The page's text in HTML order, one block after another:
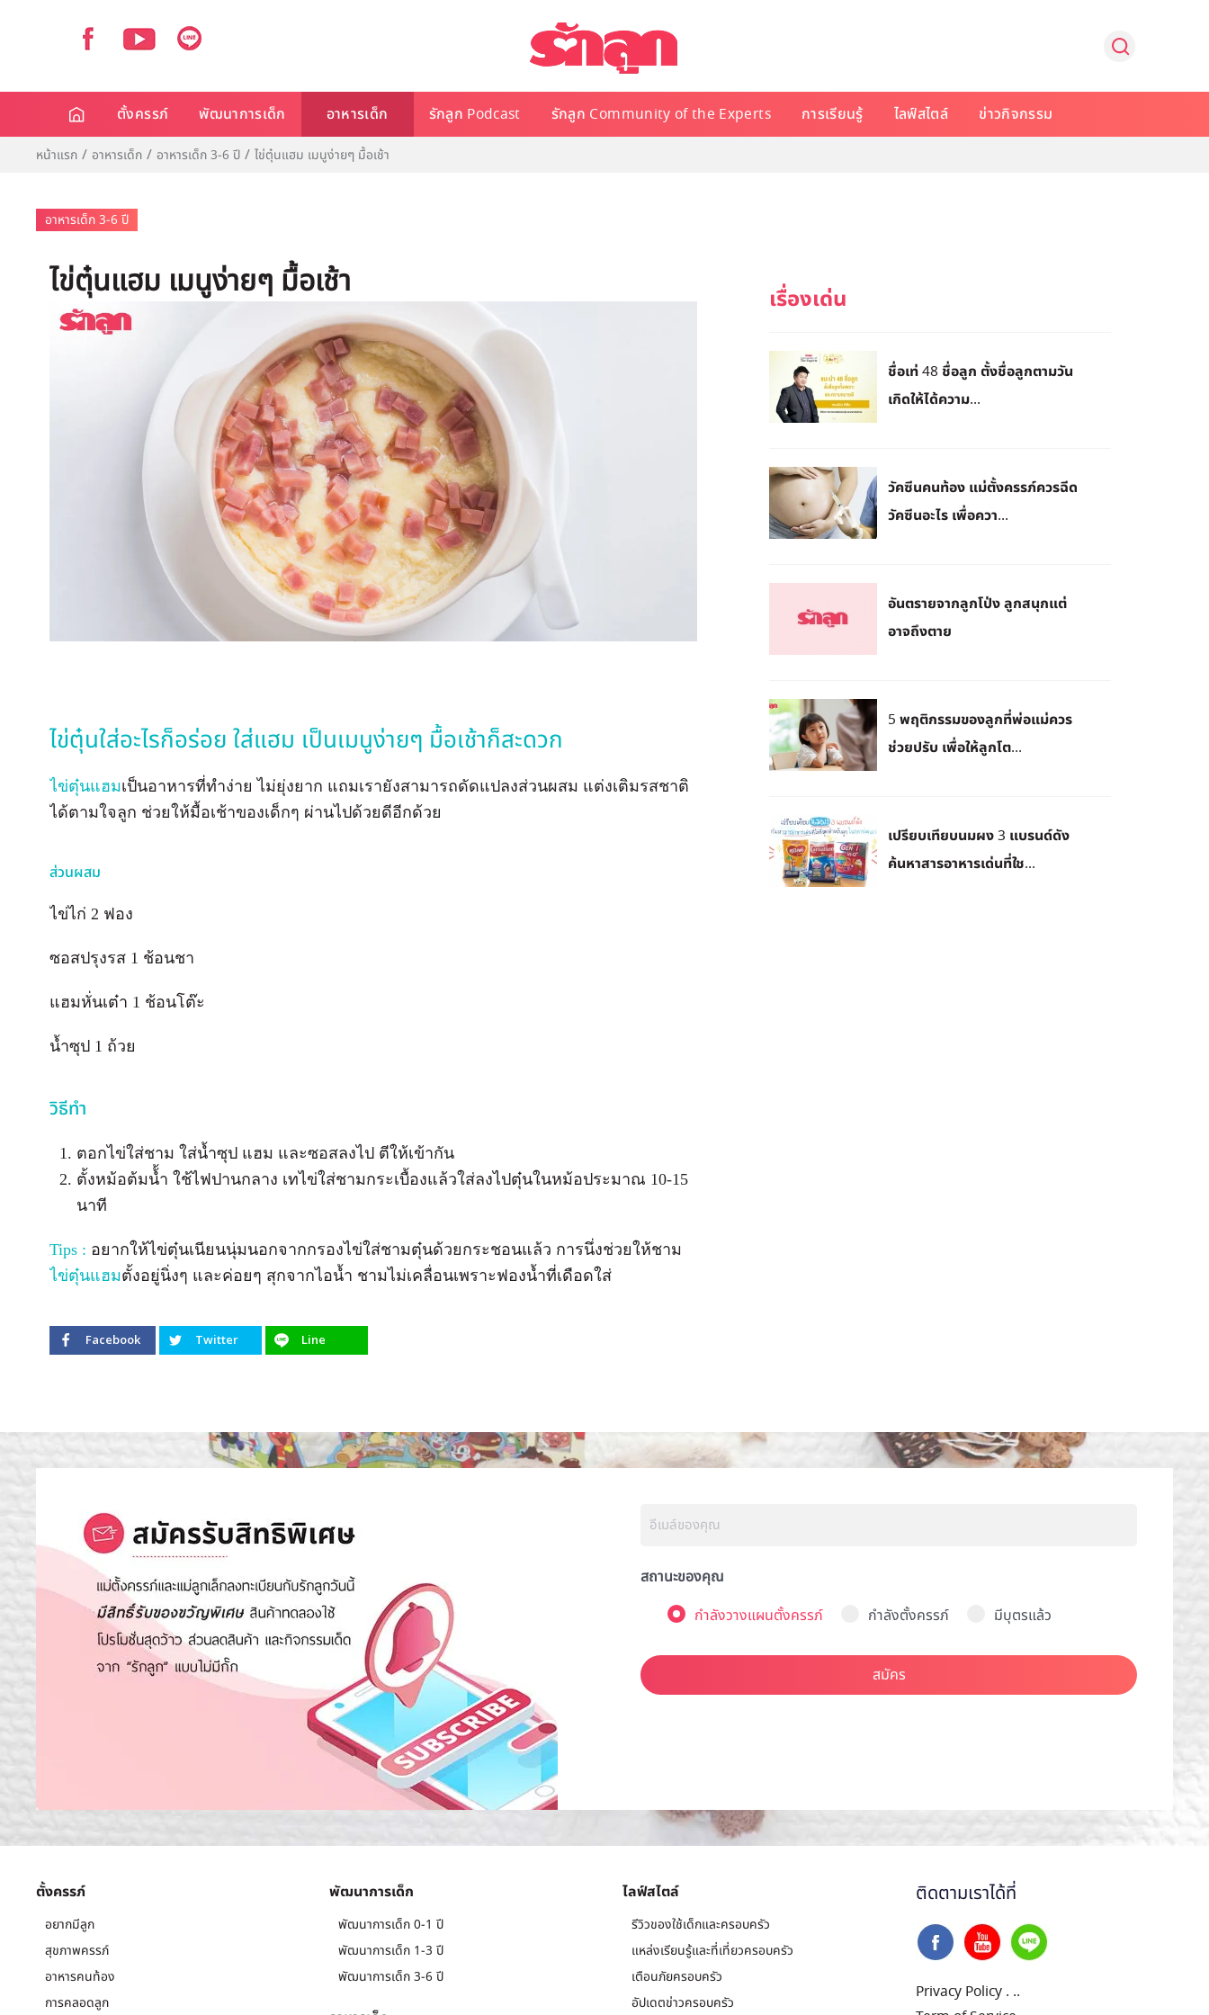
ตั้งครรภ์ พัฒนาการเด็ก อาหารเด็ก รักลูก Podcast รักลูก Community of the Experts การเรียนรู้ ไลฟ์สไตล์ ข่าวกิจกรรม
หน้าแรก อาหารเด็ก อาหารเด็ก 3-6 ปี ไข่ตุ๋นแฮม เมนูง่ายๆ มื้อเช้า
อาหารเด็ก 3-6 ปี
ไข่ตุ๋นแฮม เมนูง่ายๆ มื้อเช้า
ไข่ตุ๋นใส่อะไรก็อร่อย ใส่แฮม เป็นเมนูง่ายๆ มื้อเช้าก็สะดวก
ไข่ตุ๋นแฮมเป็นอาหารที่ทำง่าย ไม่ยุ่งยาก แถมเรายังสามารถดัดแปลงส่วนผสม แต่งเติมรสชาติ
ได้ตามใจลูก ช่วยให้มื้อเช้าของเด็กๆ ผ่านไปด้วยดีอีกด้วย
ส่วนผสม
ไข่ไก่ 2 ฟอง
ซอสปรุงรส 1 ช้อนชา
แฮมหั่นเต๋า 1 ช้อนโต๊ะ
น้ำซุป 1 ถ้วย
วิธีทำ
ตอกไข่ใส่ชาม ใส่น้ำซุป แฮม และซอสลงไป ตีให้เข้ากัน
ตั้งหม้อต้มน้้ำ ใช้ไฟปานกลาง เทไข่ใส่ชามกระเบื้องแล้วใส่ลงไปตุ๋นในหม้อประมาณ 10-15
นาที
Tips : อยากให้ไข่ตุ๋นเนียนนุ่มนอกจากกรองไข่ใส่ชามตุ๋นด้วยกระชอนแล้ว การนึ่งช่วยให้ชาม
ไข่ตุ๋นแฮมตั้งอยู่นิ่งๆ และค่อยๆ สุกจากไอน้ำ ชามไม่เคลื่อนเพราะฟองน้ำที่เดือดใส่
Facebook Twitter Line
ชื่อเท่ 48 ชื่อลูก ตั้งชื่อลูกตามวัน
เกิดให้ได้ความ...
วัคซีนคนท้อง แม่ตั้งครรภ์ควรฉีด
วัคซีนอะไร เพื่อควา...
อันตรายจากลูกโป่ง ลูกสนุกแต่
อาจถึงตาย
5 พฤติกรรมของลูกที่พ่อแม่ควร
ช่วยปรับ เพื่อให้ลูกโต...
เปรียบเทียบนมผง 3 แบรนด์ดัง
ค้นหาสารอาหารเด่นที่ใช...
สถานะของคุณ
กำลังวางแผนตั้งครรภ์
กำลังตั้งครรภ์ มีบุตรแล้ว
สมัคร
ตั้งครรภ์
อยากมีลูก
สุขภาพครรภ์
อาหารคนท้อง
การคลอดลูก
พัฒนาการเด็ก
พัฒนาการเด็ก 0-1 ปี
พัฒนาการเด็ก 1-3 ปี
พัฒนาการเด็ก 3-6 ปี
ไลฟ์สไตล์
รีวิวของใช้เด็กและครอบครัว
แหล่งเรียนรู้และที่เที่ยวครอบครัว
เตือนภัยครอบครัว
อัปเดตข่าวครอบครัว
ติดตามเราได้ที่
Privacy Policy . ..